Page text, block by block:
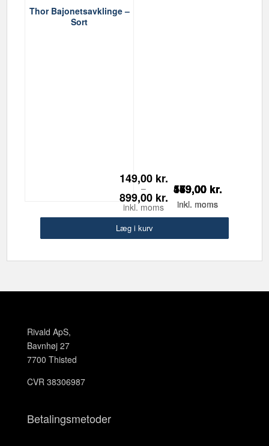
Læg i kurv
459,00 kr.
inkl. moms
Læg i kurv
149,00 kr.
–
899,00 kr.
inkl. moms
Læg i kurv
149,00 kr.
inkl. moms
Læg i kurv
579,00 kr.
inkl. moms
Læg i kurv
Thor Bajonetsavklinge –
Sort
169,00 kr.
inkl. moms
Læg i kurv
Rivald ApS,
Bavnhøj 27
7700 Thisted
CVR 38306987
Betalingsmetoder